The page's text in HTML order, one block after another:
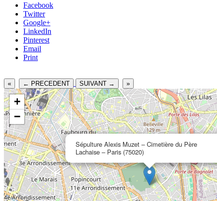
Facebook
Twitter
Google+
LinkedIn
Pinterest
Email
Print
« ← PRECEDENT SUIVANT → »
Sépulture Alexis Muzet – Cimetière du Père
Lachaise – Paris (75020)
+
−